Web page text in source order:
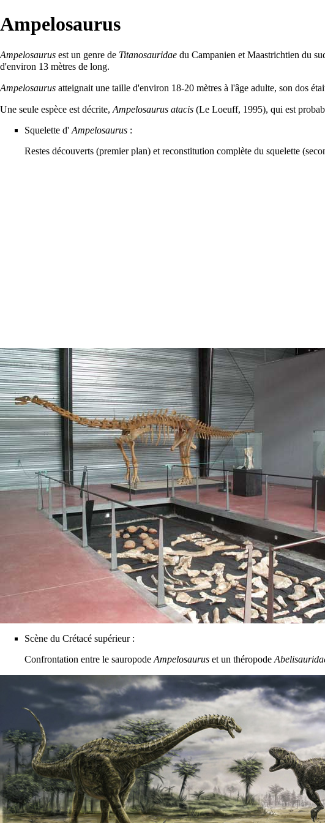
Ampelosaurus
Ampelosaurus est un genre de Titanosauridae du Campanien et Maastrichtien du
d'environ 13 mètres de long.
Ampelosaurus atteignait une taille d'environ 18-20 mètres à l'âge adulte, son dos
Une seule espèce est décrite, Ampelosaurus atacis (Le Loeuff, 1995), qui est
Squelette d' Ampelosaurus :
Restes découverts (premier plan) et reconstitution complète du squelette
Scène du Crétacé supérieur :
Confrontation entre le sauropode Ampelosaurus et un théropode